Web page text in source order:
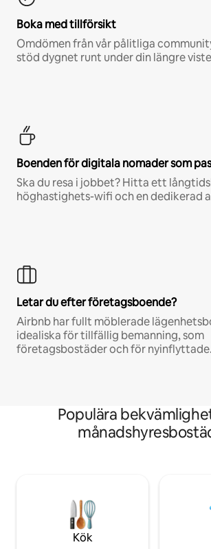
Boka med tillförsikt
Omdömen från vår pålitliga
stöd dygnet runt under din längre
Boenden för digitala nomader som
Ska du resa i jobbet? Hitta ett
höghastighets-wifi och en dedikerad
Letar du efter företagsboende?
Airbnb har fullt möblerade
idealiska för tillfällig bemanning, som
företagsbostäder och för nyinflyttade.
Populära
Kök